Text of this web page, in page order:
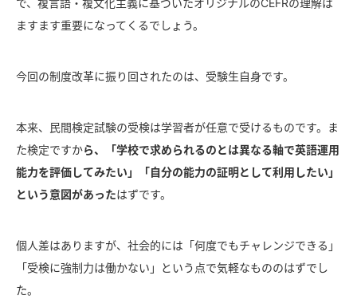
で、複言語・複文化主義に基づいたオリジナルのCEFRの理解は
ますます重要になってくるでしょう。
今回の制度改革に振り回されたのは、受験生自身です。
本来、民間検定試験の受検は学習者が任意で受けるものです。ま
た検定ですから、「学校で求められるのとは異なる軸で英語運用
能力を評価してみたい」「自分の能力の証明として利用したい」
という意図があったはずです。
個人差はありますが、社会的には「何度でもチャレンジできる」
「受検に強制力は働かない」という点で気軽なもののはずでし
た。